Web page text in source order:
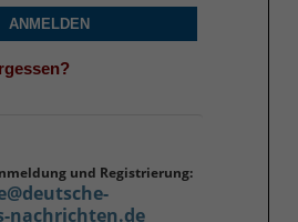
ANMELDEN
und Registrierung:
nachrichten.de